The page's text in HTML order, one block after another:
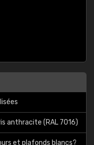
anthracite (RAL 7016)
et plafonds blancs?